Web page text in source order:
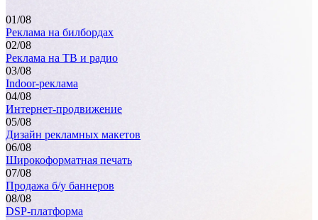
Ачинск, Лапенкова, 37 (ситиборд 4,0х3,0)
01/08
Реклама на билбордах
02/08
Реклама на ТВ и радио
03/08
Indoor-реклама
04/08
Интернет-продвижение
05/08
Дизайн рекламных макетов
06/08
Широкоформатная печать
07/08
Продажа б/у баннеров
08/08
DSP-платформа